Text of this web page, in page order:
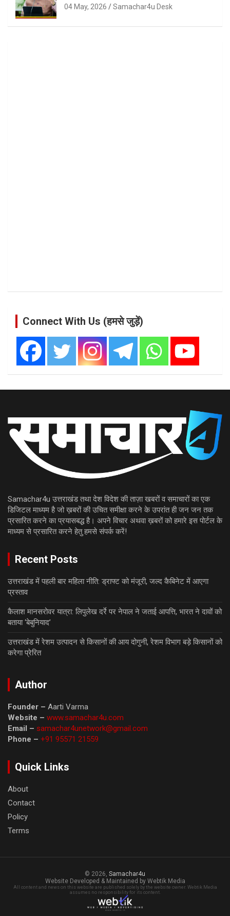
04 May, 2026 Samachar4u Desk
Connect With Us (हमसे जुड़ें)
Samachar4u उत्तराखंड तथा देश विदेश की ताज़ा खबरों व समाचारों का एक
डिजिटल माध्यम है जो ख़बरों की उचित समीक्षा करने के उपरांत ही जन जन तक
प्रसारित करने का प्रयासबद्ध है। अपने विचार अथवा ख़बरों को हमारे इस पोर्टल के
माध्यम से प्रसारित करने हेतु हमसे संपर्क करें!
Recent Posts
उत्तराखंड में पहली बार महिला नीति: ड्राफ्ट को मंजूरी, जल्द कैबिनेट में आएगा
प्रस्ताव
कैलाश मानसरोवर यात्रा: लिपुलेख दर्रे पर नेपाल ने जताई आपत्ति, भारत ने दावों को
बताया ‘बेबुनियाद’
उत्तराखंड में रेशम उत्पादन से किसानों की आय दोगुनी, रेशम विभाग बड़े किसानों को
करेगा प्रेरित
Author
Founder – Aarti Varma
Website – www.samachar4u.com
Email – samachar4unetwork@gmail.com
Phone – +91 95571 21559
Quick Links
About
Contact
Policy
Terms
© 2026, Samachar4u
Website Developed & Maintained by Webtik Media
All content and news on this website are published solely by the website owner. Webtik Media
assumes no responsibility for its content.